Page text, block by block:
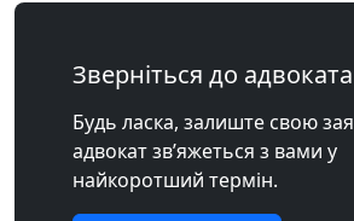
Зверніться до
Будь ласка, залиште свою
адвокат зв’яжеться з вами у
найкоротший термін.